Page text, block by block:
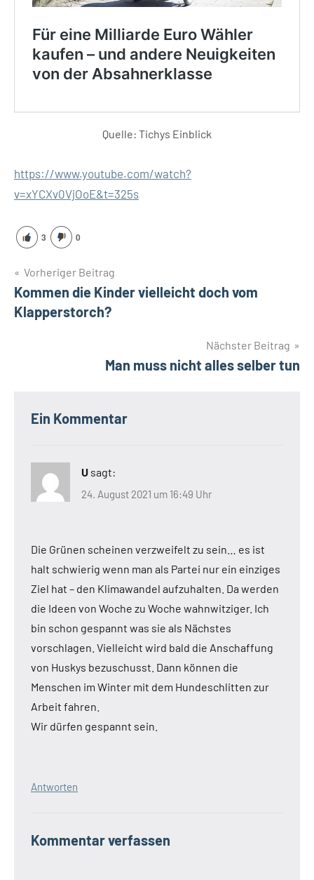
Quelle: Tichys Einblick
https://www.youtube.com/watch?
v=xYCXv0VjOoE&t=325s
3 0
Beitragsnavigation
Vorheriger Beitrag
Kommen die Kinder vielleicht doch vom
Klapperstorch?
Nächster Beitrag
Man muss nicht alles selber tun
Ein Kommentar
U sagt:
24. August 2021 um 16:49 Uhr
Die Grünen scheinen verzweifelt zu sein… es ist
halt schwierig wenn man als Partei nur ein einziges
Ziel hat – den Klimawandel aufzuhalten. Da werden
die Ideen von Woche zu Woche wahnwitziger. Ich
bin schon gespannt was sie als Nächstes
vorschlagen. Vielleicht wird bald die Anschaffung
von Huskys bezuschusst. Dann können die
Menschen im Winter mit dem Hundeschlitten zur
Arbeit fahren.
Wir dürfen gespannt sein.
Antworten
Kommentar verfassen